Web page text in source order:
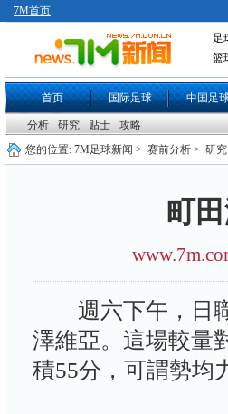
7M首页
足
篮
首页 国际足球 中国足
分析 研究 贴士
攻略
您的位置: 7M足球新闻 > 赛前分析 > 研究
町
週六下午，日職
澤維亞。這場較量
積55分，可謂勢均